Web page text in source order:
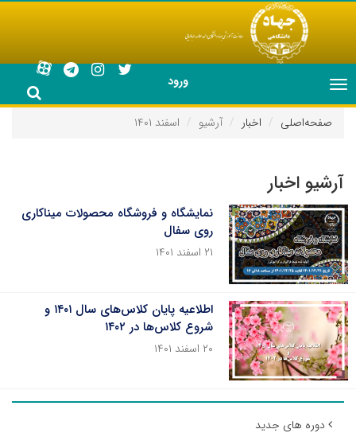
ورود
Toggle
navigation
صفحه‌اصلی
اخبار آرشیو اسفند ۱۴۰۱
آرشیو اخبار
نمایشگاه و فروشگاه محصولات میناکاری
روی سفال
۲۱ اسفند ۱۴۰۱
اطلاعیه پایان کلاس‌های سال ۱۴۰۱ و
شروع کلاس‌ها در ۱۴۰۲
۲۰ اسفند ۱۴۰۱
دوره های جدید